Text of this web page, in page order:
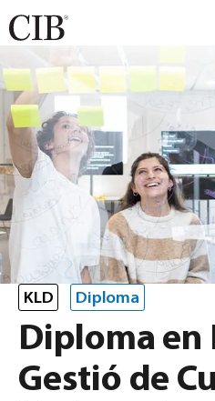
KLD Diploma
Diploma en
Gestió de